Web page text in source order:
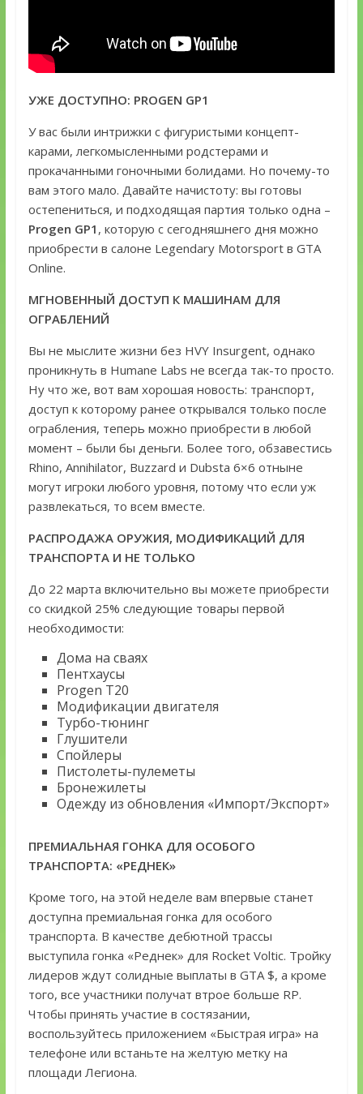
УЖЕ ДОСТУПНО: PROGEN GP1
У вас были интрижки с фигуристыми концепт-
карами, легкомысленными родстерами и
прокачанными гоночными болидами. Но почему-то
вам этого мало. Давайте начистоту: вы готовы
остепениться, и подходящая партия только одна –
Progen GP1 , которую с сегодняшнего дня можно
приобрести в салоне Legendary Motorsport в GTA
Online.
МГНОВЕННЫЙ ДОСТУП К МАШИНАМ ДЛЯ
ОГРАБЛЕНИЙ
Вы не мыслите жизни без HVY Insurgent, однако
проникнуть в Humane Labs не всегда так-то просто.
Ну что же, вот вам хорошая новость: транспорт,
доступ к которому ранее открывался только после
ограбления, теперь можно приобрести в любой
момент – были бы деньги. Более того, обзавестись
Rhino, Annihilator, Buzzard и Dubsta 6×6 отныне
могут игроки любого уровня, потому что если уж
развлекаться, то всем вместе.
РАСПРОДАЖА ОРУЖИЯ, МОДИФИКАЦИЙ ДЛЯ
ТРАНСПОРТА И НЕ ТОЛЬКО
До 22 марта включительно вы можете приобрести
со скидкой 25% следующие товары первой
необходимости:
Дома на сваях
Пентхаусы
Progen T20
Модификации двигателя
Турбо-тюнинг
Глушители
Спойлеры
Пистолеты-пулеметы
Бронежилеты
Одежду из обновления «Импорт/Экспорт»
ПРЕМИАЛЬНАЯ ГОНКА ДЛЯ ОСОБОГО
ТРАНСПОРТА: «РЕДНЕК»
Кроме того, на этой неделе вам впервые станет
доступна премиальная гонка для особого
транспорта. В качестве дебютной трассы
выступила гонка «Реднек» для Rocket Voltic. Тройку
лидеров ждут солидные выплаты в GTA $, а кроме
того, все участники получат втрое больше RP.
Чтобы принять участие в состязании,
воспользуйтесь приложением «Быстрая игра» на
телефоне или встаньте на желтую метку на
площади Легиона.